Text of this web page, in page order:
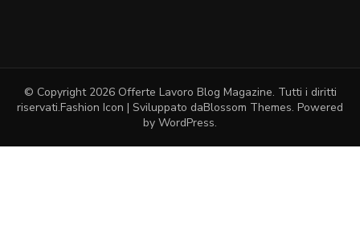
© Copyright 2026 Offerte Lavoro Blog Magazine. Tutti i diritti
riservati.Fashion Icon | Sviluppato daBlossom Themes. Powered
by WordPress.